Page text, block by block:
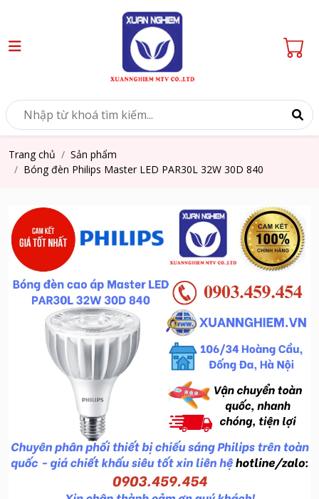
Trang chủ
Sản phẩm
Bóng đèn Philips Master LED PAR30L 32W 30D 840